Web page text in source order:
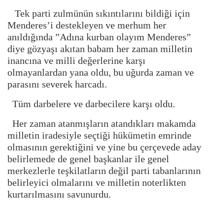
Tek parti zulmünün sıkıntılarını bildiği için
Menderes’i destekleyen ve merhum her
anıldığında ”Adına kurban olayım Menderes”
diye gözyaşı akıtan babam her zaman milletin
inancına ve milli değerlerine karşı
olmayanlardan yana oldu, bu uğurda zaman ve
parasını severek harcadı.
Tüm darbelere ve darbecilere karşı oldu.
Her zaman atanmışların atandıkları makamda
milletin iradesiyle seçtiği hükümetin emrinde
olmasının gerektiğini ve yine bu çerçevede aday
belirlemede de genel başkanlar ile genel
merkezlerle teşkilatların değil parti tabanlarının
belirleyici olmalarını ve milletin noterlikten
kurtarılmasını savunurdu.